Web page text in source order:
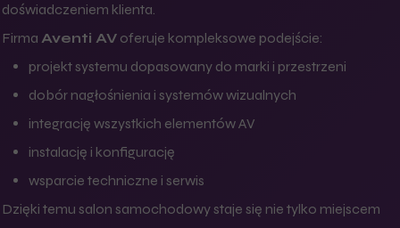
doświadczeniem klienta.
Firma Aventi AV oferuje kompleksowe podejście:
projekt systemu dopasowany do marki i przestrzeni
dobór nagłośnienia i systemów wizualnych
integrację wszystkich elementów AV
instalację i konfigurację
wsparcie techniczne i serwis
Dzięki temu salon samochodowy staje się nie tylko miejscem